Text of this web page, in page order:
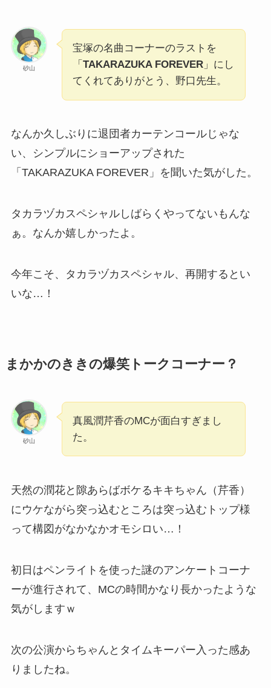
砂山
宝塚の名曲コーナーのラストを
「 TAKARAZUKA FOREVER」にし
てくれてありがとう、野口先生。
なんか久しぶりに退団者カーテンコールじゃな
い、シンプルにショーアップされた
「TAKARAZUKA FOREVER」を聞いた気がした。
タカラヅカスペシャルしばらくやってないもんな
ぁ。なんか嬉しかったよ。
今年こそ、タカラヅカスペシャル、再開するとい
いな…！
まかかのききの爆笑トークコーナー？
砂山
真風潤芹香のMCが面白すぎまし
た。
天然の潤花と隙あらばボケるキキちゃん（芹香）
にウケながら突っ込むところは突っ込むトップ様
って構図がなかなかオモシロい…！
初日はペンライトを使った謎のアンケートコーナ
ーが進行されて、MCの時間かなり長かったような
気がしますｗ
次の公演からちゃんとタイムキーパー入った感あ
りましたね。